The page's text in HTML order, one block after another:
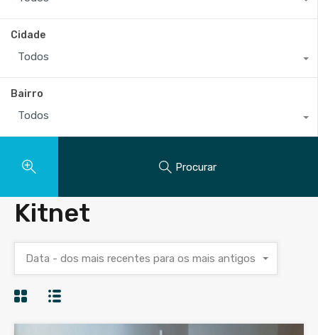
Cidade
Todos
Bairro
Todos
Procurar
Kitnet
Data - dos mais recentes para os mais antigos